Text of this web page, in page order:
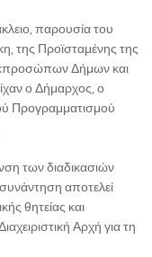
παρουσία του
της Προϊσταμένης της
Δήμων και
ο Δήμαρχος, ο
Προγραμματισμού
των διαδικασιών
αποτελεί
θητείας και
Αρχή για τη